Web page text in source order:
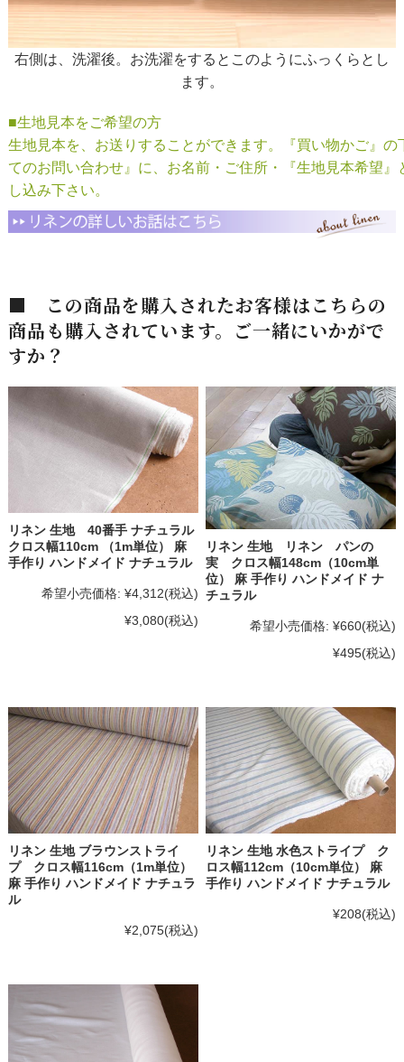
右側は、洗濯後。お洗濯をするとこのようにふっくらとし
ます。
■生地見本をご希望の方
生地見本を、お送りすることができます。『買い物かご』の
てのお問い合わせ』に、お名前・ご住所・『生地見本希望』
し込み下さい。
■ この商品を購入されたお客様はこちらの
商品も購入されています。ご一緒にいかがで
すか？
リネン 生地 40番手 ナチュラル
クロス幅110cm （1m単位） 麻
手作り ハンドメイド ナチュラル
希望小売価格: ¥4,312(税込)
¥3,080(税込)
リネン 生地 リネン パンの
実 クロス幅148cm（10cm単
位） 麻 手作り ハンドメイド ナ
チュラル
希望小売価格: ¥660(税込)
¥495(税込)
リネン 生地 ブラウンストライ
プ クロス幅116cm（1m単位）
麻 手作り ハンドメイド ナチュラ
ル
¥2,075(税込)
リネン 生地 水色ストライプ ク
ロス幅112cm（10cm単位） 麻
手作り ハンドメイド ナチュラル
¥208(税込)